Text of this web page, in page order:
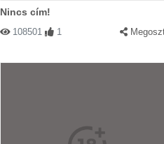
Nincs cím!
108501 1